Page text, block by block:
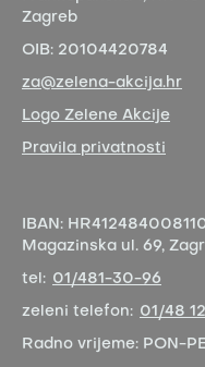
Zagreb
OIB: 20104420784
za@zelena-akcija.hr
Logo Zelene Akcije
Pravila privatnosti
IBAN:
Magazinska ul. 69,
tel: 01/481-30-96
zeleni telefon: 01/48
Radno vrijeme: PON-